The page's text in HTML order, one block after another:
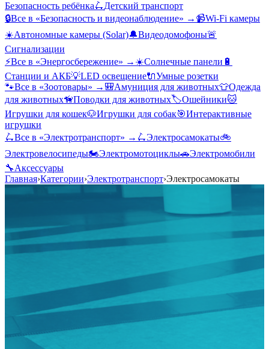
Безопасность ребёнка🛴Детский транспорт
🔒Все в «Безопасность и видеонаблюдение» → 📹Wi-Fi камеры
☀️Автономные камеры (Solar)🔔Видеодомофоны🚨
Сигнализации
⚡Все в «Энергосбережение» → ☀️Солнечные панели 🔋
Станции и АКБ💡LED освещение🔌Умные розетки
🐾Все в «Зоотовары» → 🎒Амуниция для животных👕Одежда
для животных🦮Поводки для животных🏷️Ошейники🐱
Игрушки для кошек🐶Игрушки для собак🎯Интерактивные
игрушки
🛴Все в «Электротранспорт» → 🛴Электросамокаты🚲
Электровелосипеды🏍️Электромотоциклы🚗Электромобили
🔧Аксессуары
Главная›Категории›Электротранспорт›Электросамокаты